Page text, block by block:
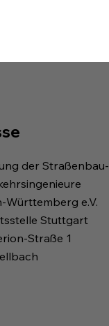
der Straßenbau-
Württemberg e.V.
Stuttgart
Straße 1